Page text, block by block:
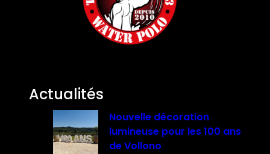
Actualités
Nouvelle décoration
lumineuse pour les 100 ans
de Vollono